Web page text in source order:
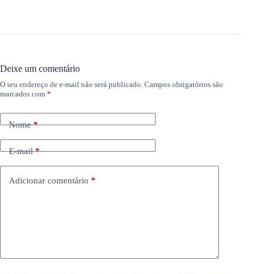
Deixe um comentário
O seu endereço de e-mail não será publicado. Campos obrigatórios são
marcados com *
Nome*
E-mail*
Adicionar comentário *